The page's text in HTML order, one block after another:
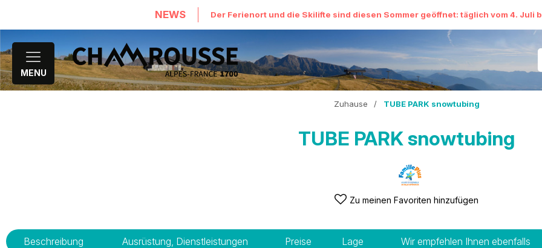
NEWS Der Ferienort und die Skilifte sind diesen Sommer geöffnet: täglich vom 4. Juli
MENU
Zuhause / TUBE PARK snowtubing
TUBE PARK snowtubing
Zu meinen Favoriten hinzufügen
Beschreibung Ausrüstung, Dienstleistungen Preise Lage Wir empfehlen Ihnen ebenfalls